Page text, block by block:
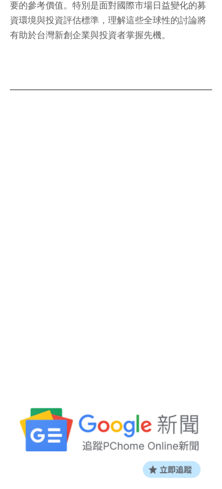
要的參考價值。特別是面對國際市場日益變化的募
資環境與投資評估標準，理解這些全球性的討論將
有助於台灣新創企業與投資者掌握先機。